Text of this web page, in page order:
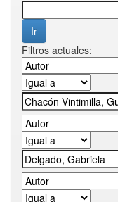
Filtros actuales: